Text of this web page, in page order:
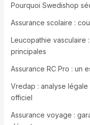
Pourquoi Swedishop
Assurance scolaire :
Leucopathie vasculaire
principales
Assurance RC Pro : un
Vredap : analyse
officiel
Assurance voyage :